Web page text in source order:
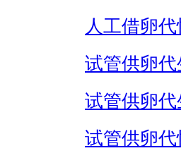
人工借卵
试管供卵代
试管供卵代
试管供卵代